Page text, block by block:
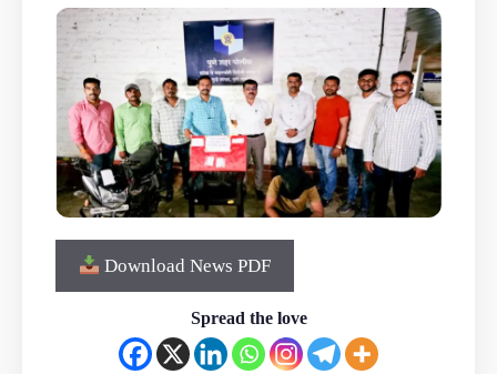
Download News PDF
Spread the love